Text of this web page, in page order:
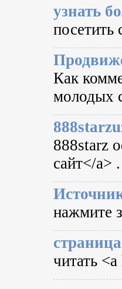
узнать
посетить
Как
молодых
888starz
сайт</a> .
нажмите
читать